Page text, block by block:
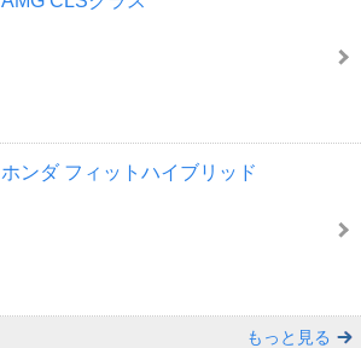
ホンダ フィットハイブリッド
もっと見る